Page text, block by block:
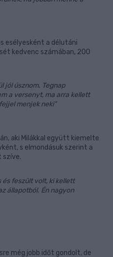
esélyesként a délutáni
kedvenc számában, 200
jól úsznom. Tegnap
a versenyt, ma arra kellett
menjek neki”
aki Milákkal együtt kiemelte
s elmondásuk szerint a
szíve.
és feszült volt, ki kellett
állapotból. Én nagyon
még jobb időt gondolt, de